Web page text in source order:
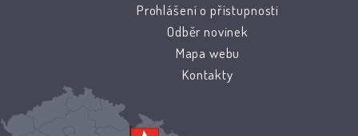
Prohlášení o přístupnosti
Odběr novinek
Mapa webu
Kontakty